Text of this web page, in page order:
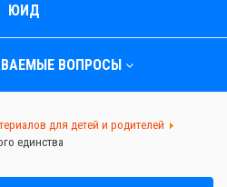
ЮИД
ВОПРОСЫ
для детей и родителей
единства